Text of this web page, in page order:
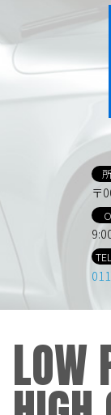
〒
LOW